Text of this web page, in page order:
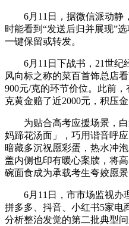
6月11日，据微信派动静
时能看到“发送后归并展现”
一键保留或转发。
6月11日下战书，21世纪
风向标之称的菜百首饰总店
900元/克的环节价位。此前
克黄金赔了近2000元，积压
为贴合高考应援场景，白
妈蹄花汤面」，巧用谐音呼
暗藏多沉祝愿彩蛋，热水冲
盖内侧也印有暖心案牍，将
碗面食成为承载考生夸姣愿景
6月11日，市市场监视办理
拼多多、抖音、小红书5家电
分析整治发觉的第二批典型